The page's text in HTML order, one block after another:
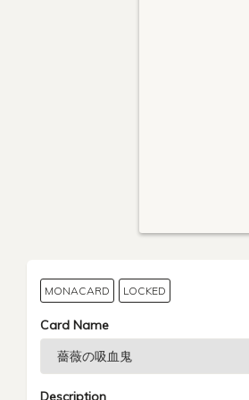
MONACARD LOCKED
Card Name
Description